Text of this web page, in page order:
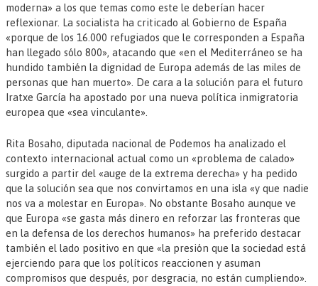
moderna» a los que temas como este le deberían hacer
reflexionar. La socialista ha criticado al Gobierno de España
«porque de los 16.000 refugiados que le corresponden a España
han llegado sólo 800», atacando que «en el Mediterráneo se ha
hundido también la dignidad de Europa además de las miles de
personas que han muerto». De cara a la solución para el futuro
Iratxe García ha apostado por una nueva política inmigratoria
europea que «sea vinculante».
Rita Bosaho, diputada nacional de Podemos ha analizado el
contexto internacional actual como un «problema de calado»
surgido a partir del «auge de la extrema derecha» y ha pedido
que la solución sea que nos convirtamos en una isla «y que nadie
nos va a molestar en Europa». No obstante Bosaho aunque ve
que Europa «se gasta más dinero en reforzar las fronteras que
en la defensa de los derechos humanos» ha preferido destacar
también el lado positivo en que «la presión que la sociedad está
ejerciendo para que los políticos reaccionen y asuman
compromisos que después, por desgracia, no están cumpliendo».